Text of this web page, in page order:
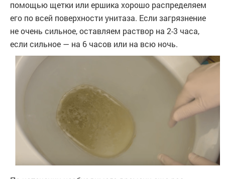
помощью щетки или ершика хорошо распределяем
его по всей поверхности унитаза. Если загрязнение
не очень сильное, оставляем раствор на 2-3 часа,
если сильное — на 6 часов или на всю ночь.